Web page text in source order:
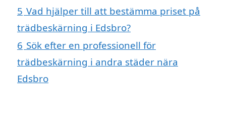
5 Vad hjälper till att bestämma priset på
trädbeskärning i Edsbro?
6 Sök efter en professionell för
trädbeskärning i andra städer nära
Edsbro